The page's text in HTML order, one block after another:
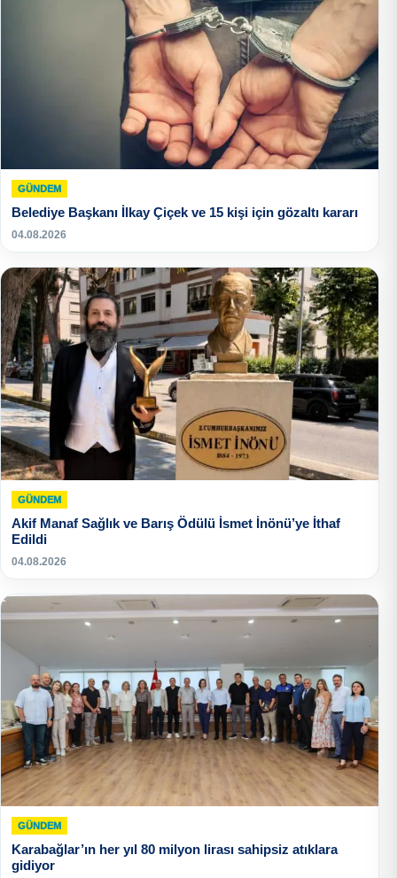
GÜNDEM
Belediye Başkanı İlkay Çiçek ve 15 kişi için gözaltı kararı
04.08.2026
GÜNDEM
Akif Manaf Sağlık ve Barış Ödülü İsmet İnönü’ye İthaf
Edildi
04.08.2026
GÜNDEM
Karabağlar’ın her yıl 80 milyon lirası sahipsiz atıklara
gidiyor